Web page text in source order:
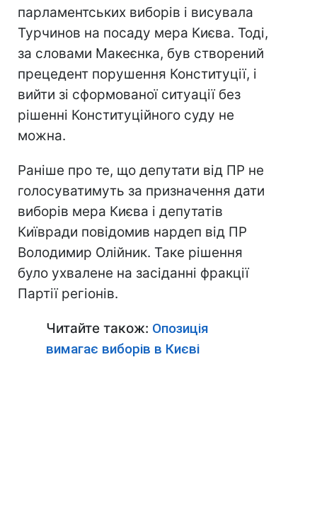
парламентських виборів і висувала
Турчинов на посаду мера Києва. Тоді,
за словами Макеєнка, був створений
прецедент порушення Конституції, і
вийти зі сформованої ситуації без
рішенні Конституційного суду не
можна.
Раніше про те, що депутати від ПР не
голосуватимуть за призначення дати
виборів мера Києва і депутатів
Київради повідомив нардеп від ПР
Володимир Олійник. Таке рішення
було ухвалене на засіданні фракції
Партії регіонів.
Читайте також: Опозиція
вимагає виборів в Києві